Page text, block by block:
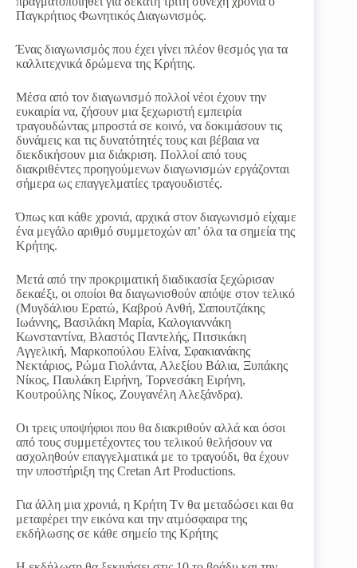
Παγκρήτιος Φωνητικός Διαγωνισμός.
Ένας διαγωνισμός που έχει γίνει πλέον θεσμός για τα
καλλιτεχνικά δρώμενα της Κρήτης.
Μέσα από τον διαγωνισμό πολλοί νέοι έχουν την
ευκαιρία να, ζήσουν μια ξεχωριστή εμπειρία
τραγουδώντας μπροστά σε κοινό, να δοκιμάσουν τις
δυνάμεις και τις δυνατότητές τους και βέβαια να
διεκδικήσουν μια διάκριση. Πολλοί από τους
διακριθέντες προηγούμενων διαγωνισμών εργάζονται
σήμερα ως επαγγελματίες τραγουδιστές.
Όπως και κάθε χρονιά, αρχικά στον διαγωνισμό είχαμε
ένα μεγάλο αριθμό συμμετοχών απ’ όλα τα σημεία της
Κρήτης.
Μετά από την προκριματική διαδικασία ξεχώρισαν
δεκαέξι, οι οποίοι θα διαγωνισθούν απόψε στον τελικό
(Μυγδάλιου Ερατώ, Καβρού Ανθή, Σαπουτζάκης
Ιωάννης, Βασιλάκη Μαρία, Καλογιαννάκη
Κωνσταντίνα, Βλαστός Παντελής, Πιτσικάκη
Αγγελική, Μαρκοπούλου Ελίνα, Σφακιανάκης
Νεκτάριος, Ρώμα Γιολάντα, Αλεξίου Βάλια, Ξυπάκης
Νίκος, Παυλάκη Ειρήνη, Τορνεσάκη Ειρήνη,
Κουτρούλης Νίκος, Ζουγανέλη Αλεξάνδρα).
Οι τρεις υποψήφιοι που θα διακριθούν αλλά και όσοι
από τους συμμετέχοντες του τελικού θελήσουν να
ασχοληθούν επαγγελματικά με το τραγούδι, θα έχουν
την υποστήριξη της Cretan Art Productions.
Για άλλη μια χρονιά, η Κρήτη Tv θα μεταδώσει και θα
μεταφέρει την εικόνα και την ατμόσφαιρα της
εκδήλωσης σε κάθε σημείο της Κρήτης